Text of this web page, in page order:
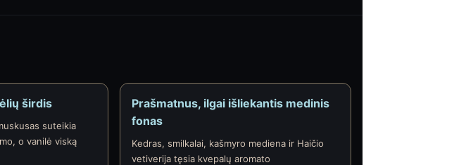
širdis
suteikia
o vanilė viską
Prašmatnus, ilgai išliekantis medinis
fonas
Kedras, smilkalai, kašmyro mediena ir Haičio
vetiverija tęsia kvepalų aromato